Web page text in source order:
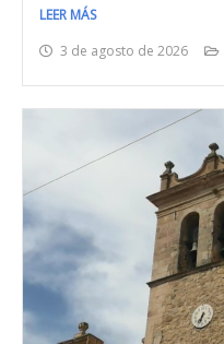
LEER MÁS
3 de agosto de 2026